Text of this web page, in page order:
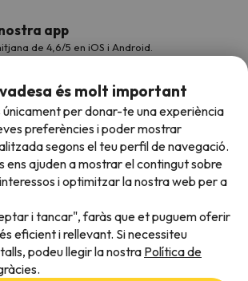
app
de 4,6/5 en iOS i Android.
és molt important
per donar-te una experiència
preferències i poder mostrar
segons el teu perfil de navegació.
ens ajuden a mostrar el contingut sobre
i optimitzar la nostra web per a
i tancar", faràs que et puguem oferir
eficient i rellevant. Si necessiteu
podeu llegir la nostra Política de